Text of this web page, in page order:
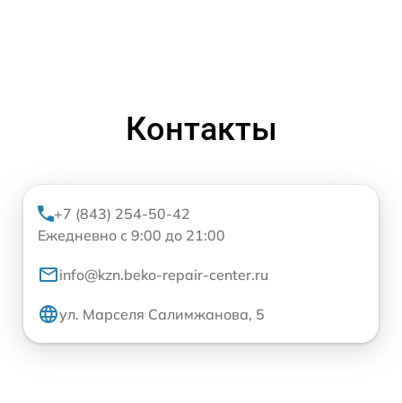
Контакты
+7 (843) 254-50-42
Ежедневно с 9:00 до 21:00
info@kzn.beko-repair-center.ru
ул. Марселя Салимжанова, 5